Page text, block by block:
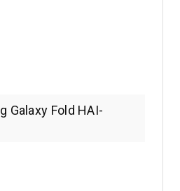
Galaxy Fold HAI-